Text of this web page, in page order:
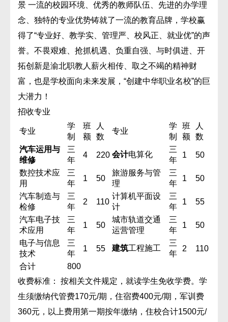
景 一流的校园环境、优秀的教师队伍、先进的办学理
念、独特的专业优势铸就了一流的教育品牌，学校赢
得了“专业好、教学实、管理严、校风正、就业优”的声
誉。不畏艰难、抢抓机遇、负重自强、与时俱进、开
拓创新是渝北职教人薪火相传、取之不竭的精神财
富，也是学校面向未来发展，“创建中华职业名校”的巨
大潜力！
招收专业
专业
学
制
班
额
人
数
专业
学
制
班
额
人
数
汽车运用与
维修
三
年
4 220 会计电算化
三
年
1 50
数控技术应
用
三
年
1 50
旅游服务与管
理
三
年
1 50
汽车制造与
检修
三
年
2 110
计算机平面设
计
三
年
1 55
汽车电子技
术应用
三
年
1 50
城市轨道交通
运营管理
三
年
1 50
电子与信息
技术
三
年
1 55 建筑工程施工
三
年
2 110
合计
800
收费标准： 按相关文件规定，就读学生免收学费。学
生须缴纳代管费170元/期，住宿费400元/期，军训费
360元，以上费用第一期按年缴纳，住校合计1500元/